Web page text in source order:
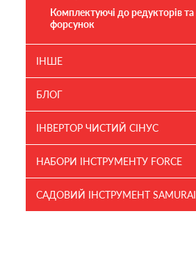
Комплектуючі до редукторів та
форсунок
ІНШЕ
БЛОГ
ІНВЕРТОР ЧИСТИЙ СІНУС
НАБОРИ ІНСТРУМЕНТУ FORCE
САДОВИЙ ІНСТРУМЕНТ SAMURAI